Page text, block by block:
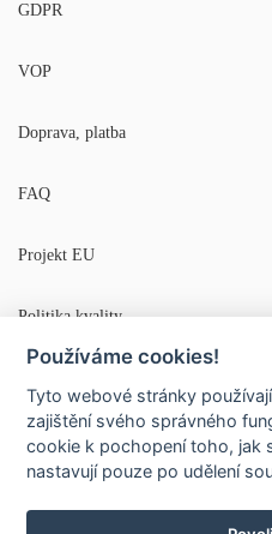
GDPR
VOP
Doprava, platba
FAQ
Projekt EU
Politika kvality
© 2020Gemmedical
Obchodní podmínky
Používáme cookies!
Tyto webové stránky
zajištění svého správného
cookie k pochopení toho, jak
nastavují pouze po udělení